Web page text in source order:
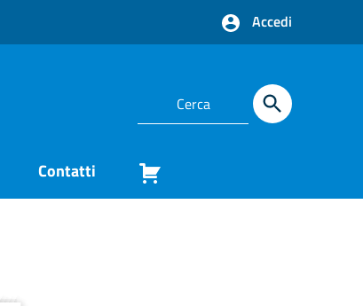
Accedi
Contatti